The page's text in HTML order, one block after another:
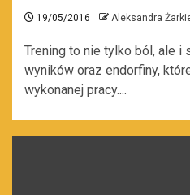
19/05/2016 Aleksandra
Trening to nie tylko ból, ale i
wyników oraz endorfiny,
wykonanej pracy....